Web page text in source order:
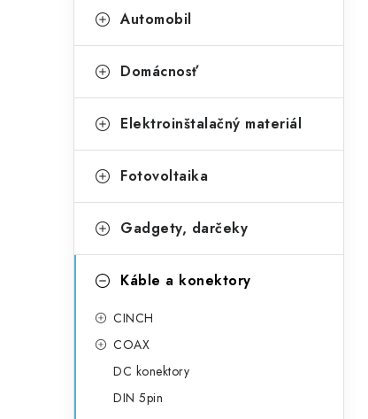
Automobil
Domácnosť
Elektroinštalačný materiál
Fotovoltaika
Gadgety, darčeky
Káble a konektory
CINCH
COAX
DC konektory
DIN 5pin